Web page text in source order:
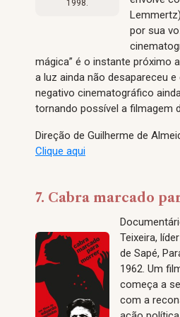
1998.
por sua
mágica” é o instante próximo
a luz ainda não desapareceu e
negativo cinematográfico
tornando possível a filmagem
Direção de Guilherme de
Clique aqui
7. Cabra marcado
Teixeira,
de Sapé,
1962. Um
começa a
com a